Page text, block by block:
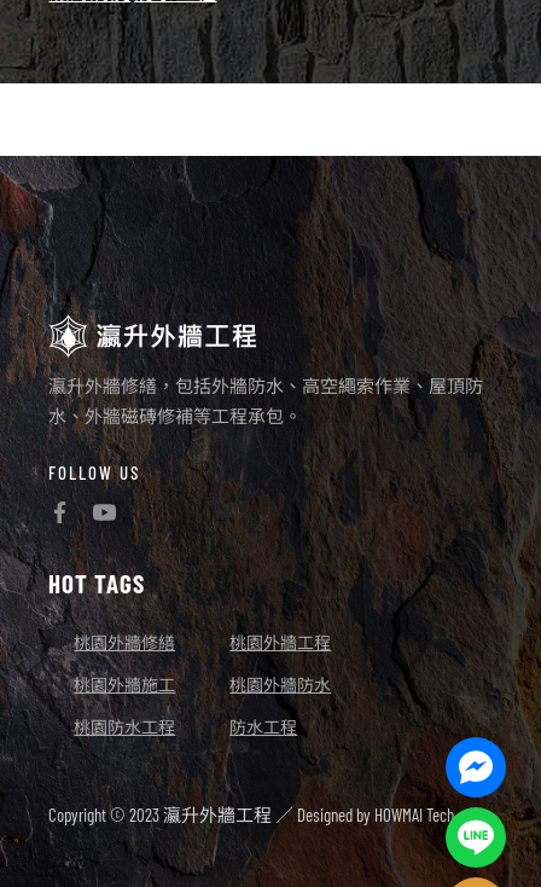
瀛升外牆修繕，包括外牆防水、高空繩索作業、屋頂防
水、外牆磁磚修補等工程承包。
FOLLOW US
HOT TAGS
桃園外牆修繕 桃園外牆工程
桃園外牆施工 桃園外牆防水
桃園防水工程 防水工程
Copyright © 2023 瀛升外牆工程 ／ Designed by HOWMAI Tech.
Line